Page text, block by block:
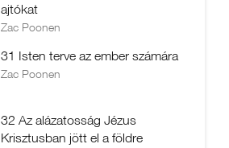
ajtókat
Zac Poonen
31 Isten terve az ember számára
Zac Poonen
32 Az alázatosság Jézus
Krisztusban jött el a földre